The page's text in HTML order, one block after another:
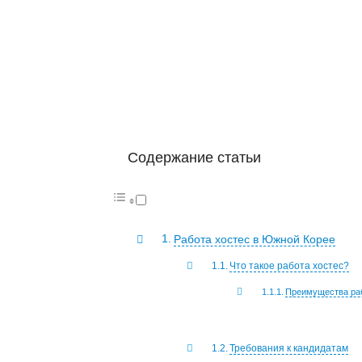
Содержание статьи
Работа хостес в Южной Корее
Что такое работа хостес?
Преимущества
Требования к кандидатам